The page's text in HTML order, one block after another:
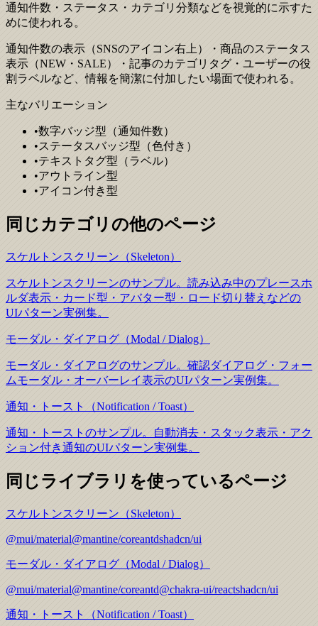
通知件数・ステータス・カテゴリ分類などを視覚的に示すた
めに使われる。
通知件数の表示（SNSのアイコン右上）・商品のステータス
表示（NEW・SALE）・記事のカテゴリタグ・ユーザーの役
割ラベルなど、情報を簡潔に付加したい場面で使われる。
主なバリエーション
•数字バッジ型（通知件数）
•ステータスバッジ型（色付き）
•テキストタグ型（ラベル）
•アウトライン型
•アイコン付き型
同じカテゴリの他のページ
スケルトンスクリーン（Skeleton）
スケルトンスクリーンのサンプル。読み込み中のプレースホ
ルダ表示・カード型・アバター型・ロード切り替えなどの
UIパターン実例集。
モーダル・ダイアログ（Modal / Dialog）
モーダル・ダイアログのサンプル。確認ダイアログ・フォー
ムモーダル・オーバーレイ表示のUIパターン実例集。
通知・トースト（Notification / Toast）
通知・トーストのサンプル。自動消去・スタック表示・アク
ション付き通知のUIパターン実例集。
同じライブラリを使っているページ
スケルトンスクリーン（Skeleton）
@mui/material@mantine/coreantdshadcn/ui
モーダル・ダイアログ（Modal / Dialog）
@mui/material@mantine/coreantd@chakra-ui/reactshadcn/ui
通知・トースト（Notification / Toast）